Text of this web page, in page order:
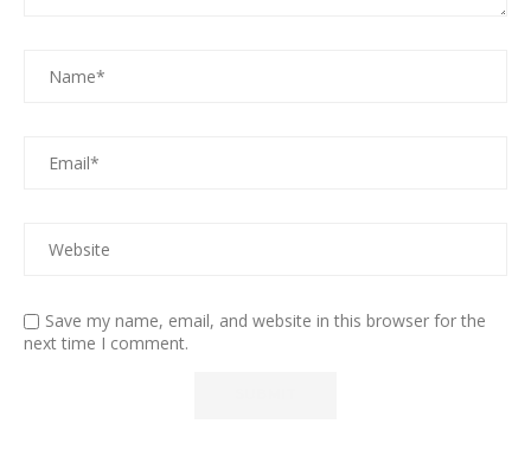
Save my name, email, and website in this browser for the
next time I comment.